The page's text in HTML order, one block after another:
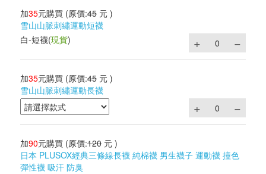
加35元購買 (原價:45 元 )
雪山山脈刺繡運動短襪
白-短襪(現貨)
加35元購買 (原價:45 元 )
雪山山脈刺繡運動長襪
加90元購買 (原價:120 元 )
日本 PLUSOX經典三條線長襪 純棉襪 男生襪子 運動襪 撞色
彈性襪 吸汗 防臭